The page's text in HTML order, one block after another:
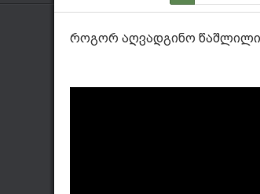
როგორ აღვადგინო წაშლილი